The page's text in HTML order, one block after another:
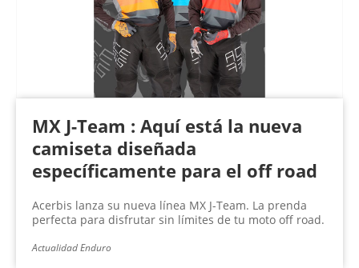
MX J-Team : Aquí está la nueva
camiseta diseñada
específicamente para el off road
Acerbis lanza su nueva línea MX J-Team. La prenda
perfecta para disfrutar sin límites de tu moto off road.
Actualidad Enduro